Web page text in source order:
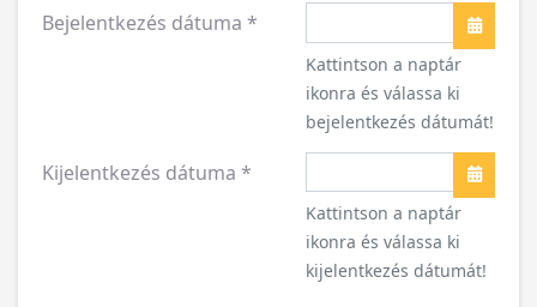
Bejelentkezés dátuma *
Naptár
Kattintson a naptár
ikonra és válassa ki
bejelentkezés dátumát!
Kijelentkezés dátuma *
Naptár
Kattintson a naptár
ikonra és válassa ki
kijelentkezés dátumát!